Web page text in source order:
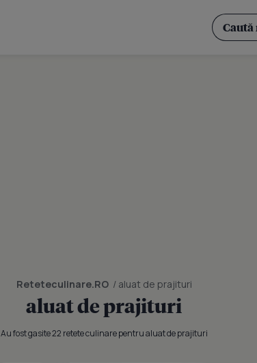
Reteteculinare.RO/ aluat de prajituri
aluat de prajituri
Au fost gasite 22 retete culinare pentru aluat de prajituri